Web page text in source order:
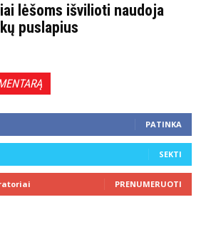
lėšoms išvilioti naudoja
puslapius
PATINKA
SEKTI
PRENUMERUOTI